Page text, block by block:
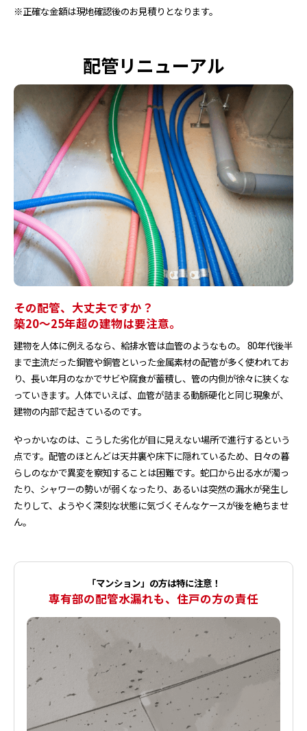
※正確な金額は現地確認後のお見積りとなります。
配管リニューアル
その配管、大丈夫ですか？
築20〜25年超の建物は要注意。
建物を人体に例えるなら、給排水管は血管のようなもの。 80年代後半
まで主流だった鋼管や銅管といった金属素材の配管が多く使われてお
り、長い年月のなかでサビや腐食が蓄積し、管の内側が徐々に狭くな
っていきます。人体でいえば、血管が詰まる動脈硬化と同じ現象が、
建物の内部で起きているのです。
やっかいなのは、こうした劣化が目に見えない場所で進行するという
点です。配管のほとんどは天井裏や床下に隠れているため、日々の暮
らしのなかで異変を察知することは困難です。蛇口から出る水が濁っ
たり、シャワーの勢いが弱くなったり、あるいは突然の漏水が発生し
たりして、ようやく深刻な状態に気づく――そんなケースが後を絶ちませ
ん。
「マンション」の方は特に注意！
専有部の配管水漏れも、住戸の方の責任